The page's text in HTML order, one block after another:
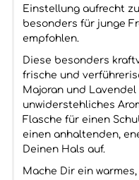
Einstellung aufrecht
besonders für junge
empfohlen.
Diese besonders
frische und
Majoran und
unwiderstehliches
Flasche für einen
einen anhaltenden,
Deinen Hals auf.
Mache Dir ein